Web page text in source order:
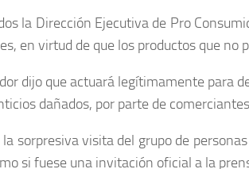
la Dirección Ejecutiva de Pro
en virtud de que los productos que
dijo que actuará legítimamente para
dañados, por parte de
sorpresiva visita del grupo de
si fuese una invitación oficial a la